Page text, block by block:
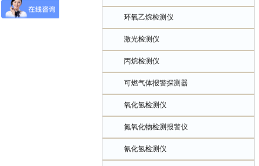
环氧乙烷检测仪
激光检测仪
丙烷检测仪
可燃气体报警探测器
氧化氢检测仪
氮氧化物检测报警仪
氰化氢检测仪